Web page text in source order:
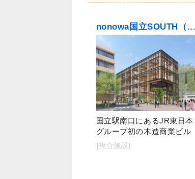
nonowa国立SOUTH（ノノワ国立サウス））
国立駅南口にあるJR東日本
グループ初の木造商業ビル
[複合施設]